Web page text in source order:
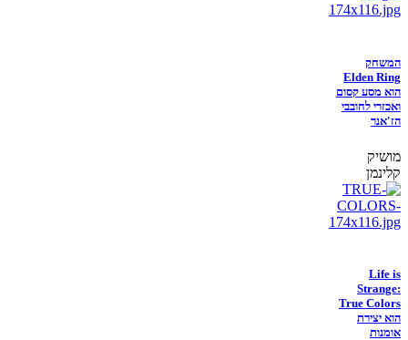
המשחק
Elden Ring
הוא מסע קסום
ואכזרי לחובבי
הז'אנר
מושיק
קלינמן
Life is
Strange:
True Colors
הוא יצירת
אומנות